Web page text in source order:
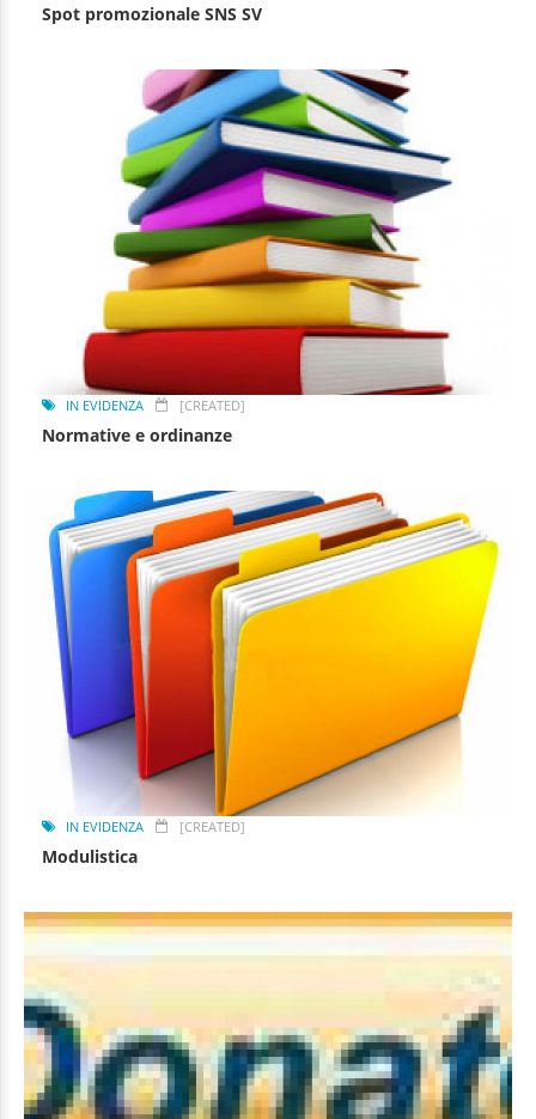
Spot promozionale SNS SV
IN EVIDENZA [CREATED]
Normative e ordinanze
IN EVIDENZA [CREATED]
Modulistica